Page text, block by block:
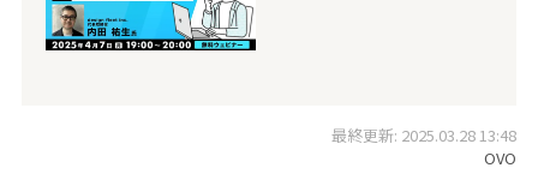
最終更新: 2025.03.28 13:48
OVO